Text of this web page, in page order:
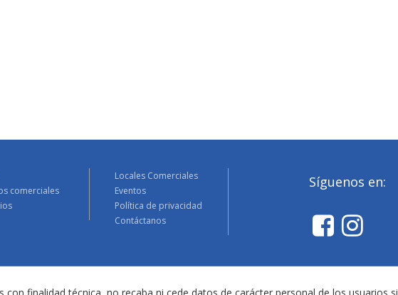
comerciales
Locales Comerciales
Eventos
Política de privacidad
Contáctanos
Síguenos en: